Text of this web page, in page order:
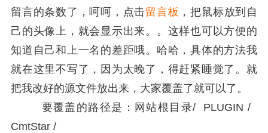
留言的条数了，呵呵，点击留言板 ，把鼠标放到自
己的头像上，就会显示出来。。这样也可以方便的
知道自己和上一名的差距哦。哈哈，具体的方法我
就在这里不写了，因为太晚了，得赶紧睡觉了。就
把我改好的源文件放出来，大家覆盖了就可以了。
要覆盖的路径是：网站根目录/ PLUGIN /
CmtStar /